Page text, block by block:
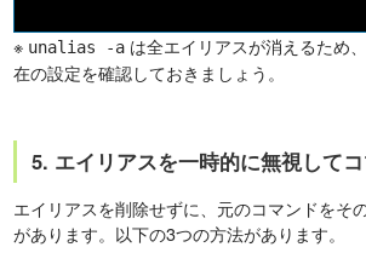
※ unalias -a は全エイリアスが消えるため
在の設定を確認しておきましょう。
5. エイリアスを一時的に無視して
エイリアスを削除せずに、元のコマンドをそ
があります。以下の3つの方法があります。